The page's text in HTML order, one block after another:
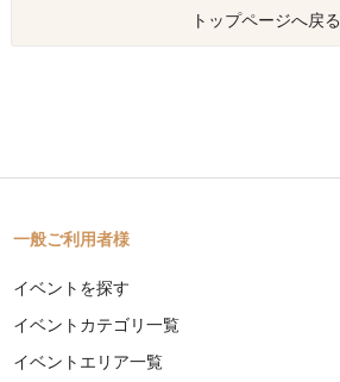
トップページへ戻る
一般ご利用者様
イベントを探す
イベントカテゴリ一覧
イベントエリア一覧